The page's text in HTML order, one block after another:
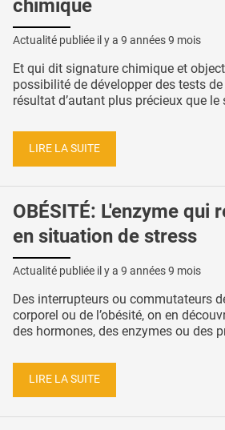
chimique
Actualité publiée il y a 9 années 9 mois
Et qui dit signature chimique et
possibilité de développer des tests
résultat d’autant plus précieux que le
LIRE LA SUITE
OBÉSITÉ: L'enzyme qui
en situation de stress
Actualité publiée il y a 9 années 9 mois
Des interrupteurs ou commutateurs
corporel ou de l’obésité, on en
des hormones, des enzymes ou des
LIRE LA SUITE